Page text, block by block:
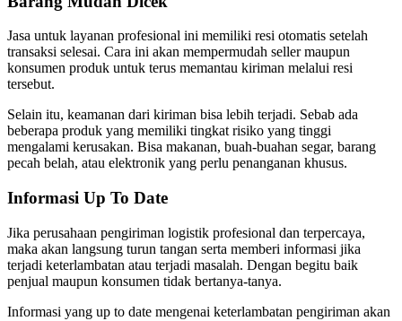
Jasa untuk layanan profesional ini memiliki resi otomatis setelah
transaksi selesai. Cara ini akan mempermudah seller maupun
konsumen produk untuk terus memantau kiriman melalui resi
tersebut.
Selain itu, keamanan dari kiriman bisa lebih terjadi. Sebab ada
beberapa produk yang memiliki tingkat risiko yang tinggi
mengalami kerusakan. Bisa makanan, buah-buahan segar, barang
pecah belah, atau elektronik yang perlu penanganan khusus.
Informasi Up To Date
Jika perusahaan pengiriman logistik profesional dan terpercaya,
maka akan langsung turun tangan serta memberi informasi jika
terjadi keterlambatan atau terjadi masalah. Dengan begitu baik
penjual maupun konsumen tidak bertanya-tanya.
Informasi yang up to date mengenai keterlambatan pengiriman akan